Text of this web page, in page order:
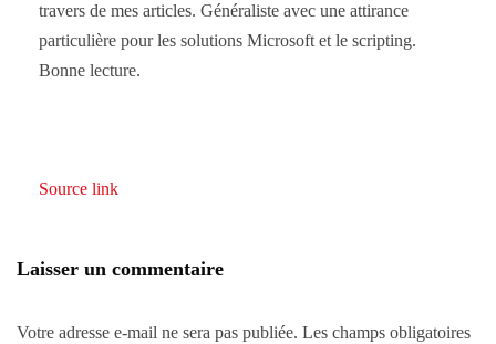
travers de mes articles. Généraliste avec une attirance
particulière pour les solutions Microsoft et le scripting.
Bonne lecture.
Source link
Laisser un commentaire
Votre adresse e-mail ne sera pas publiée. Les champs obligatoires